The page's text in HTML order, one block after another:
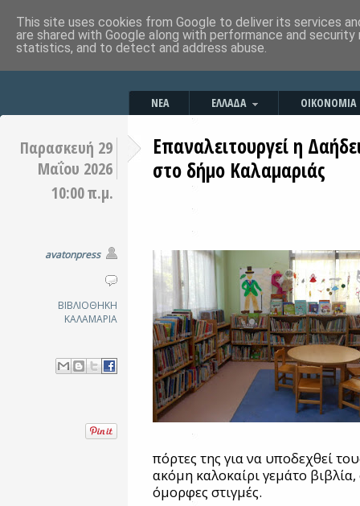
ΝΕΑ ΕΛΛΑΔΑ ΟΙΚΟΝΟΜΙΑ
Παρασκευή 29
Μαΐου 2026
10:00 π.μ.
avatonpress
ΒΙΒΛΙΟΘΗΚΗ
ΚΑΛΑΜΑΡΙΑ
Επαναλειτουργεί η
στο δήμο Καλαμαριάς
πόρτες της για να υποδεχθεί
ακόμη καλοκαίρι γεμάτο
όμορφες στιγμές.
This site uses cookies from Google to deliver its services
are shared with Google along with performance and
statistics, and to detect and address abuse.